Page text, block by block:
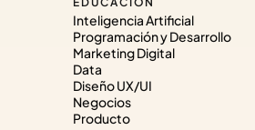
Inteligencia Artificial
Programación y Desarrollo
Marketing Digital
Data
Diseño UX/UI
Negocios
Producto